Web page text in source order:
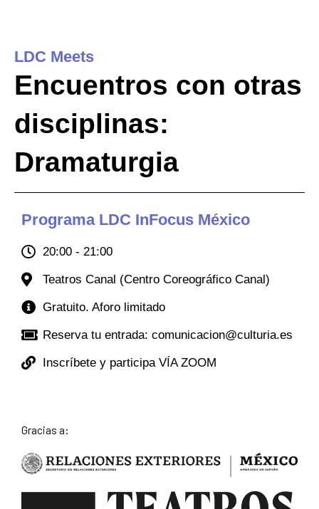
LDC Meets
Encuentros con otras
disciplinas:
Dramaturgia
Programa LDC InFocus México
20:00 - 21:00
Teatros Canal (Centro Coreográfico Canal)
Gratuito. Aforo limitado
Reserva tu entrada: comunicacion@culturia.es
Inscríbete y participa VÍA ZOOM
Gracias a: